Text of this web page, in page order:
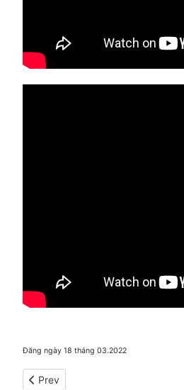
Đăng ngày 18 tháng 03.2022
Previous article: Tin tức... online
Prev